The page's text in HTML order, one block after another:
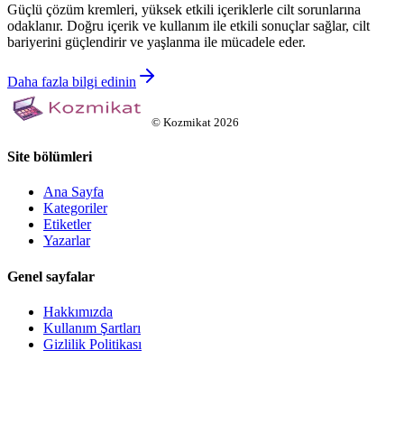
Güçlü çözüm kremleri, yüksek etkili içeriklerle cilt sorunlarına
odaklanır. Doğru içerik ve kullanım ile etkili sonuçlar sağlar, cilt
bariyerini güçlendirir ve yaşlanma ile mücadele eder.
Daha fazla bilgi edinin
© Kozmikat 2026
Site bölümleri
Ana Sayfa
Kategoriler
Etiketler
Yazarlar
Genel sayfalar
Hakkımızda
Kullanım Şartları
Gizlilik Politikası